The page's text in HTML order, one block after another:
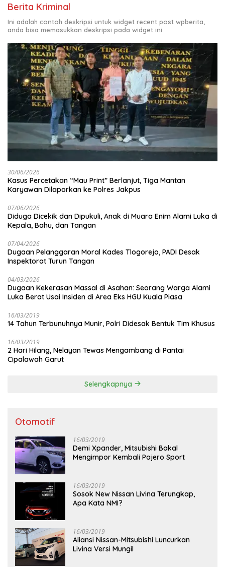
Berita Kriminal
Ini adalah contoh deskripsi untuk widget recent post wpberita,
anda bisa memasukkan deskripsi pada widget ini.
30/06/2026
Kasus Percetakan “Mau Print” Berlanjut, Tiga Mantan
Karyawan Dilaporkan ke Polres Jakpus
07/06/2026
Diduga Dicekik dan Dipukuli, Anak di Muara Enim Alami Luka di
Kepala, Bahu, dan Tangan
07/04/2026
Dugaan Pelanggaran Moral Kades Tlogorejo, PADI Desak
Inspektorat Turun Tangan
04/03/2026
Dugaan Kekerasan Massal di Asahan: Seorang Warga Alami
Luka Berat Usai Insiden di Area Eks HGU Kuala Piasa
16/03/2019
14 Tahun Terbunuhnya Munir, Polri Didesak Bentuk Tim Khusus
16/03/2019
2 Hari Hilang, Nelayan Tewas Mengambang di Pantai
Cipalawah Garut
Selengkapnya
Otomotif
16/03/2019
Demi Xpander, Mitsubishi Bakal
Mengimpor Kembali Pajero Sport
16/03/2019
Sosok New Nissan Livina Terungkap,
Apa Kata NMI?
16/03/2019
Aliansi Nissan-Mitsubishi Luncurkan
Livina Versi Mungil